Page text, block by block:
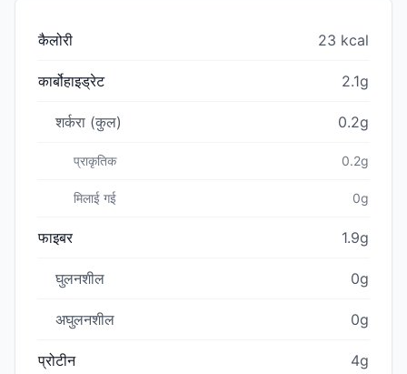
कैलोरी 23 kcal
कार्बोहाइड्रेट 2.1g
शर्करा (कुल) 0.2g
प्राकृतिक 0.2g
मिलाई गई 0g
फाइबर 1.9g
घुलनशील 0g
अघुलनशील 0g
प्रोटीन 4g